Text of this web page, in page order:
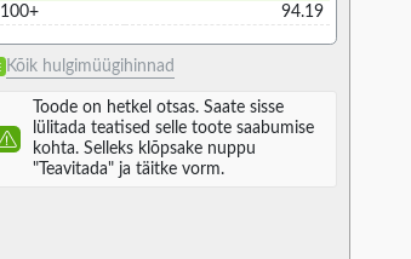
100+
94.19
Kõik hulgimüügihinnad
Toode on hetkel otsas. Saate sisse
lülitada teatised selle toote saabumise
kohta. Selleks klõpsake nuppu
"Teavitada" ja täitke vorm.